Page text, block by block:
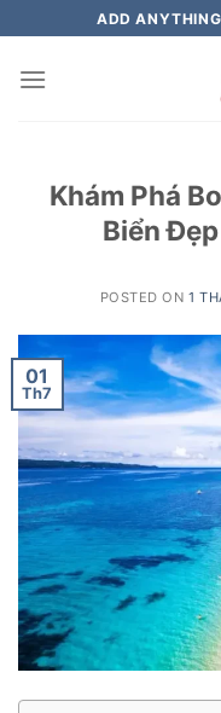
to
content
ADD
Khám Phá
Biển
POSTED ON1
01
Th7